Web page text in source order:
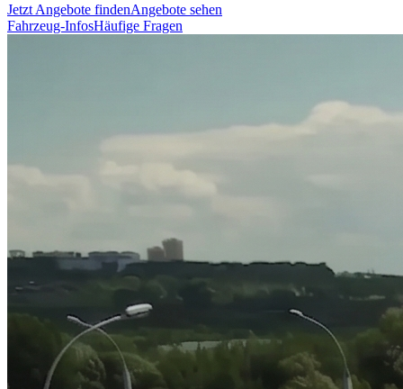
Jetzt Angebote findenAngebote sehen
Fahrzeug-InfosHäufige Fragen